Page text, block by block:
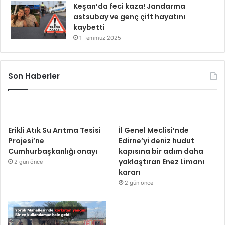
Keşan’da feci kaza! Jandarma
astsubay ve genç çift hayatını
kaybetti
1 Temmuz 2025
Son Haberler
Erikli Atık Su Arıtma Tesisi
Projesi’ne
Cumhurbaşkanlığı onayı
2 gün önce
İl Genel Meclisi’nde
Edirne’yi deniz hudut
kapısına bir adım daha
yaklaştıran Enez Limanı
kararı
2 gün önce